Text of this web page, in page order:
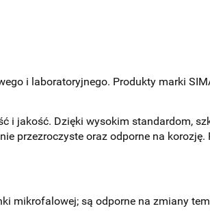
i laboratoryjnego. Produkty marki
i jakość. Dzięki wysokim standardom,
przezroczyste oraz odporne na korozję.
mikrofalowej; są odporne na zmiany